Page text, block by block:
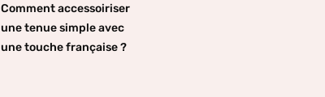
Comment accessoiriser
une tenue simple avec
une touche française ?